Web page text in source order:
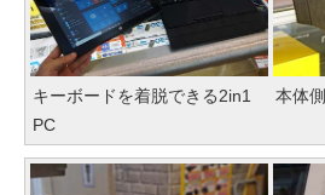
キーボードを着脱できる2in1
PC
本体